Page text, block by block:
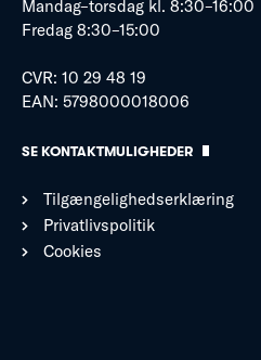
Mandag–torsdag kl. 8:30–16:00
Fredag 8:30–15:00
CVR: 10 29 48 19
EAN: 5798000018006
SE KONTAKTMULIGHEDER
Tilgængelighedserklæring
Privatlivspolitik
Cookies